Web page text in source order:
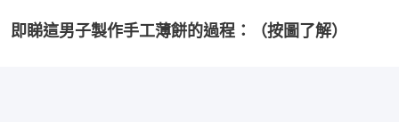
即睇這男子製作手工薄餅的過程：（按圖了解）